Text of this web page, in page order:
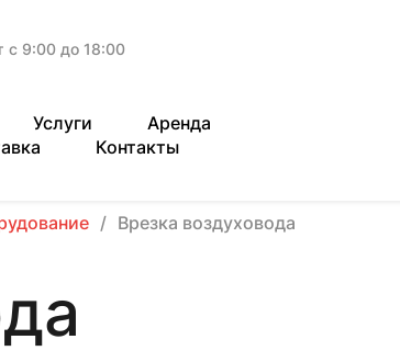
с 9:00 до 18:00
Услуги
Аренда
Контакты
Врезка воздуховода